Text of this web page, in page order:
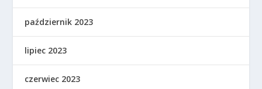
październik 2023
lipiec 2023
czerwiec 2023